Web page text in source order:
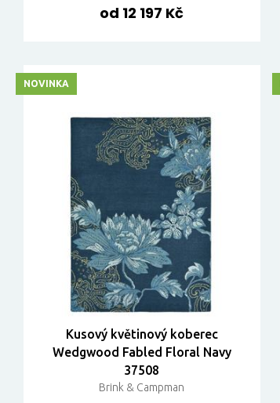
od 12 197 Kč
Kusový květinový koberec
Wedgwood Fabled Floral Navy
37508
Brink & Campman
NOVINKA